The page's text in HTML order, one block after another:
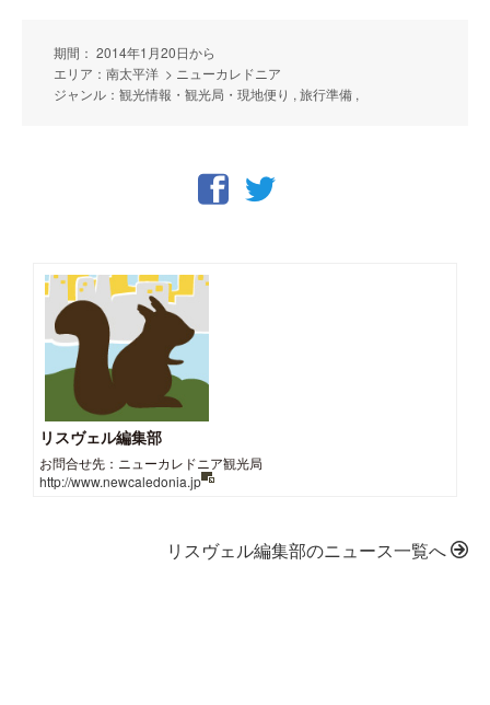
期間： 2014年1月20日から
エリア：南太平洋 > ニューカレドニア
ジャンル：観光情報・観光局・現地便り , 旅行準備 ,
リスヴェル編集部
お問合せ先：ニューカレドニア観光局
http://www.newcaledonia.jp
リスヴェル編集部のニュース一覧へ